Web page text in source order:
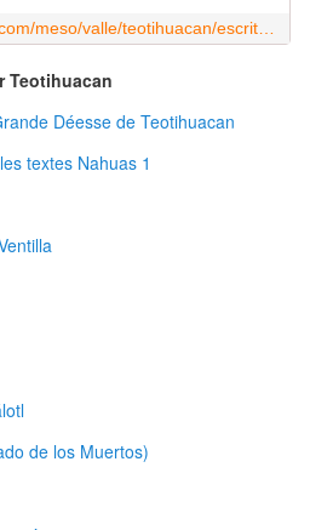
Teotihuacan
Déesse de Teotihuacan
textes Nahuas 1
de los Muertos)